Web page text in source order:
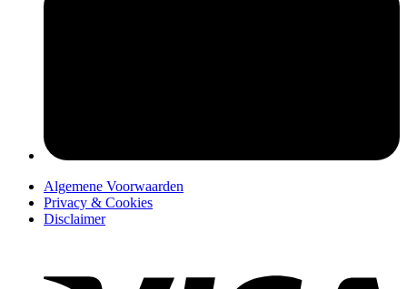
Algemene Voorwaarden
Privacy & Cookies
Disclaimer